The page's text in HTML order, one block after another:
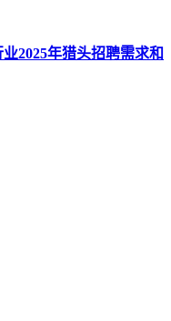
2025年猎头招聘需求和